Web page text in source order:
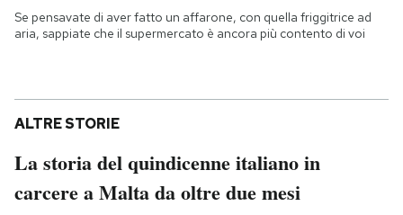
Se pensavate di aver fatto un affarone, con quella friggitrice ad
aria, sappiate che il supermercato è ancora più contento di voi
ALTRE STORIE
La storia del quindicenne italiano in
carcere a Malta da oltre due mesi